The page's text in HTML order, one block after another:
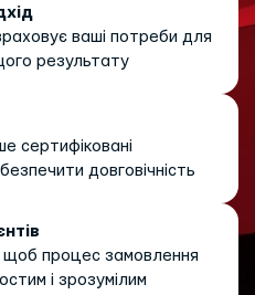
ваші потреби для
результату
сертифіковані
довговічність
процес замовлення
і зрозумілим